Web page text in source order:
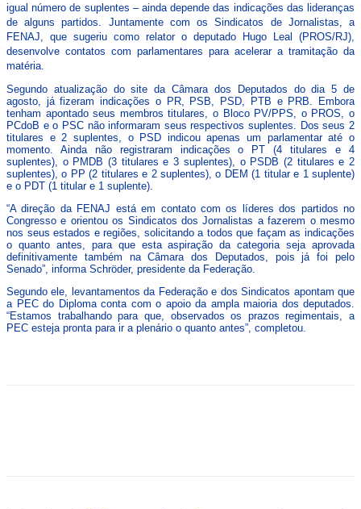
igual número de suplentes – ainda depende das indicações das lideranças
de alguns partidos. Juntamente com os Sindicatos de Jornalistas, a
FENAJ, que sugeriu como relator o deputado Hugo Leal (PROS/RJ),
desenvolve contatos com parlamentares para acelerar a tramitação da
matéria.
Segundo atualização do site da Câmara dos Deputados do dia 5 de
agosto, já fizeram indicações o PR, PSB, PSD, PTB e PRB. Embora
tenham apontado seus membros titulares, o Bloco PV/PPS, o PROS, o
PCdoB e o PSC não informaram seus respectivos suplentes. Dos seus 2
titulares e 2 suplentes, o PSD indicou apenas um parlamentar até o
momento. Ainda não registraram indicações o PT (4 titulares e 4
suplentes), o PMDB (3 titulares e 3 suplentes), o PSDB (2 titulares e 2
suplentes), o PP (2 titulares e 2 suplentes), o DEM (1 titular e 1 suplente)
e o PDT (1 titular e 1 suplente).
“A direção da FENAJ está em contato com os líderes dos partidos no
Congresso e orientou os Sindicatos dos Jornalistas a fazerem o mesmo
nos seus estados e regiões, solicitando a todos que façam as indicações
o quanto antes, para que esta aspiração da categoria seja aprovada
definitivamente também na Câmara dos Deputados, pois já foi pelo
Senado”, informa Schröder, presidente da Federação.
Segundo ele, levantamentos da Federação e dos Sindicatos apontam que
a PEC do Diploma conta com o apoio da ampla maioria dos deputados.
“Estamos trabalhando para que, observados os prazos regimentais, a
PEC esteja pronta para ir a plenário o quanto antes”, completou.